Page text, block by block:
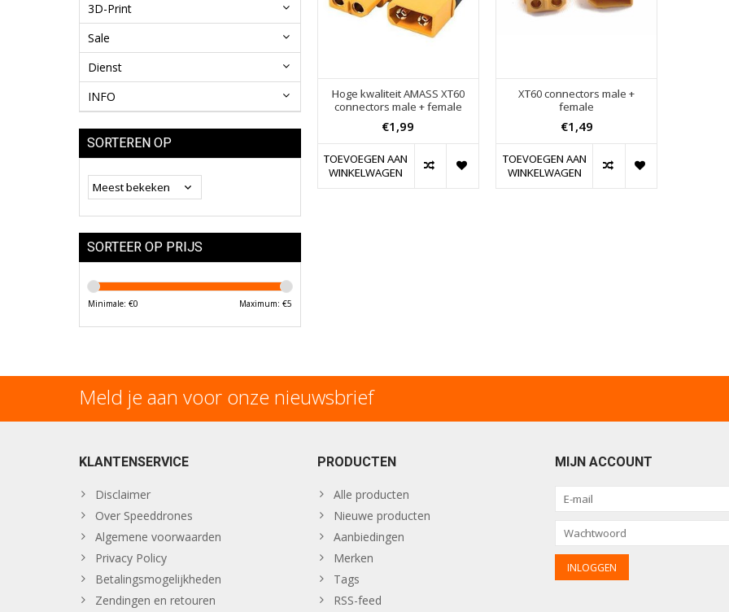
3D-Print
Sale
Dienst
INFO
SORTEREN OP
SORTEER OP PRIJS
Minimale: €0 Maximum: €5
Hoge kwaliteit AMASS XT60
connectors male + female
€1,99
TOEVOEGEN AAN
WINKELWAGEN
XT60 connectors male +
female
€1,49
TOEVOEGEN AAN
WINKELWAGEN
Meld je aan voor onze nieuwsbrief
KLANTENSERVICE
Disclaimer
Over Speeddrones
Algemene voorwaarden
Privacy Policy
Betalingsmogelijkheden
Zendingen en retouren
PRODUCTEN
Alle producten
Nieuwe producten
Aanbiedingen
Merken
Tags
RSS-feed
MIJN ACCOUNT